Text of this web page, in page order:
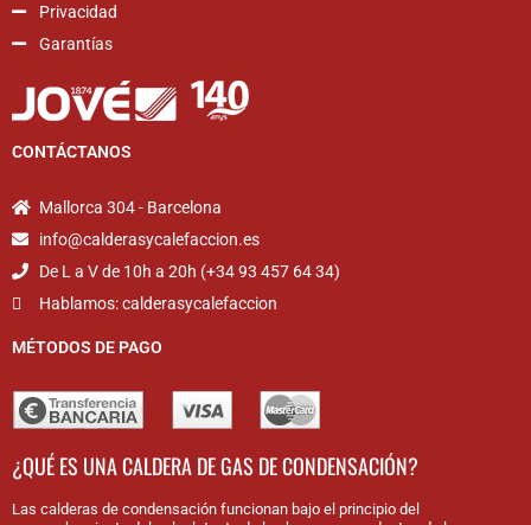
Privacidad
Garantías
CONTÁCTANOS
Mallorca 304 - Barcelona
info@calderasycalefaccion.es
De L a V de 10h a 20h (+34 93 457 64 34)
Hablamos: calderasycalefaccion
MÉTODOS DE PAGO
¿QUÉ ES UNA CALDERA DE GAS DE CONDENSACIÓN?
Las calderas de condensación funcionan bajo el principio del